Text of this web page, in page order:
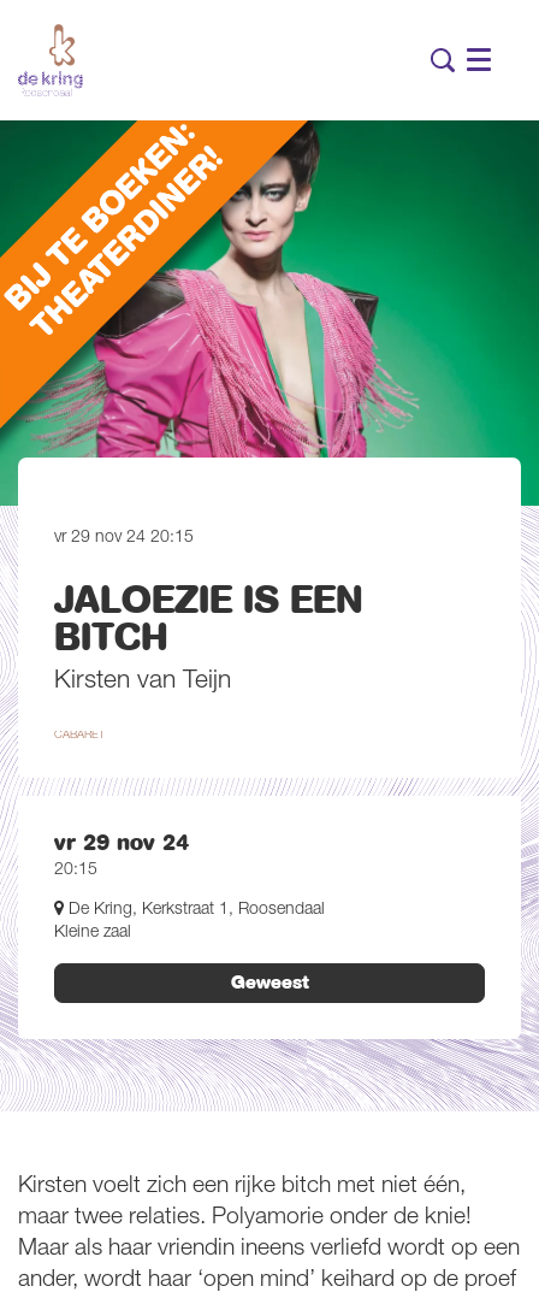
Menu
JALOEZIE IS EEN
BITCH
Kirsten van Teijn
vr 29 nov 24 20:15
CABARET
vr 29 nov 24
20:15
De Kring, Kerkstraat 1, Roosendaal
Kleine zaal
Geweest
Kirsten voelt zich een rijke bitch met niet één,
maar twee relaties. Polyamorie onder de knie!
Maar als haar vriendin ineens verliefd wordt op een
ander, wordt haar ‘open mind’ keihard op de proef
Inzoomen